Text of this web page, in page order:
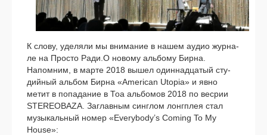
К сло­ву, уде­ля­ли мы вни­ма­ние в нашем аудио жур­на­
ле на Просто Ради.О ново­му аль­бо­му Бирна.
Напомним, в мар­те 2018 вышел один­на­дца­тый сту­
дий­ный аль­бом Бирна «American Utopia» и явно
метит в попа­да­ние в Тоа аль­бо­мов 2018 по весрии
STEREOBAZA. Заглавным син­глом лонг­плея стал
музы­каль­ный номер «Everybody’s Coming To My
House»: